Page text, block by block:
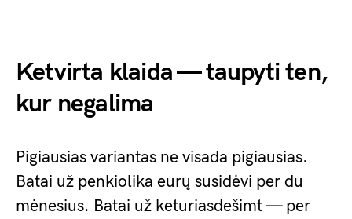
Ketvirta klaida — taupyti ten,
kur negalima
Pigiausias variantas ne visada pigiausias.
Batai už penkiolika eurų susidėvi per du
mėnesius. Batai už keturiasdešimt — per